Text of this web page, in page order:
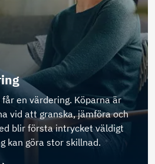
en värdering. Köparna är
vid att granska, jämföra och
blir första intrycket väldigt
kan göra stor skillnad.